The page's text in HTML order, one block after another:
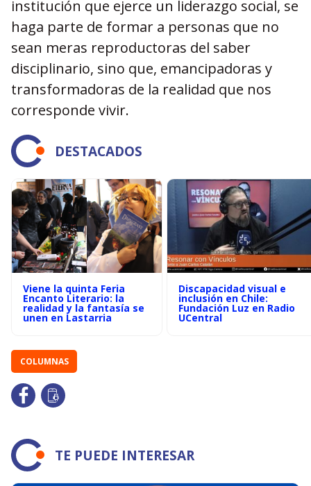
institución que ejerce un liderazgo social, se
haga parte de formar a personas que no
sean meras reproductoras del saber
disciplinario, sino que, emancipadoras y
transformadoras de la realidad que nos
corresponde vivir.
DESTACADOS
Viene la quinta Feria
Encanto Literario: la
realidad y la fantasía se
unen en Lastarria
Discapacidad visual e
inclusión en Chile:
Fundación Luz en Radio
UCentral
COLUMNAS
TE PUEDE INTERESAR